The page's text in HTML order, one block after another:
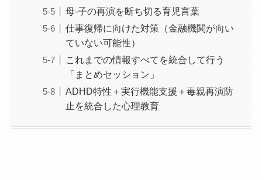
母‐子の再演を断ち切る育児言葉
仕事復帰に向けた対策（金融機関が向い
ていない可能性）
これまでの情報すべてを統合して行う
「まとめセッション」
ADHD特性＋実行機能支援＋毒親再演防
止を統合した心理教育